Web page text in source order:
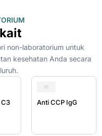
non-laboratorium untuk
kesehatan Anda secara
Anti CCP IgG